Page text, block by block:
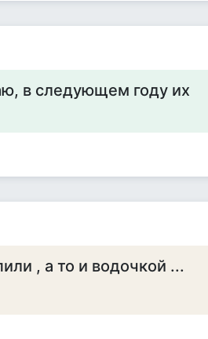
в следующем году их
, а то и водочкой ...